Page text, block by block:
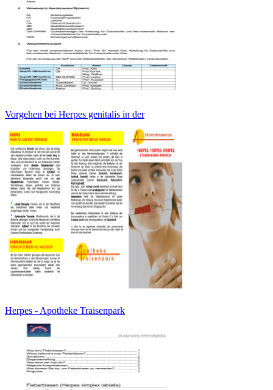
Vorgehen bei Herpes genitalis in der
Herpes - Apotheke Traisenpark